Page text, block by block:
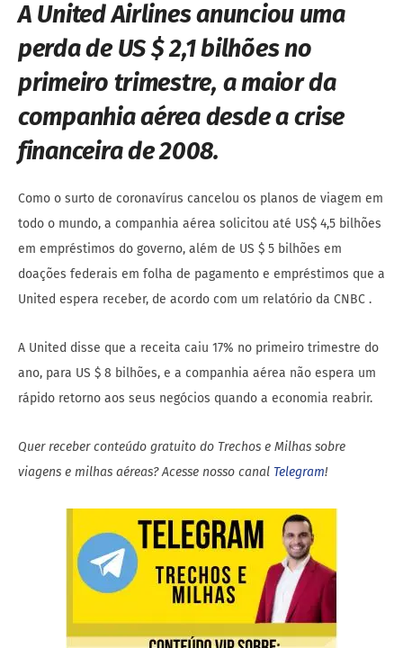
A United Airlines anunciou uma
perda de US $ 2,1 bilhões no
primeiro trimestre, a maior da
companhia aérea desde a crise
financeira de 2008.
Como o surto de coronavírus cancelou os planos de viagem em
todo o mundo, a companhia aérea solicitou até US$ 4,5 bilhões
em empréstimos do governo, além de US $ 5 bilhões em
doações federais em folha de pagamento e empréstimos que a
United espera receber, de acordo com um relatório da CNBC .
A United disse que a receita caiu 17% no primeiro trimestre do
ano, para US $ 8 bilhões, e a companhia aérea não espera um
rápido retorno aos seus negócios quando a economia reabrir.
Quer receber conteúdo gratuito do Trechos e Milhas sobre
viagens e milhas aéreas? Acesse nosso canal Telegram!